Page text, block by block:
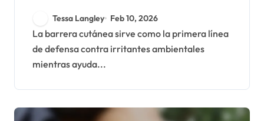
Desencadenantes,
Síntomas, Manejo
Tessa Langley Feb 10, 2026
La barrera cutánea sirve como la primera línea
de defensa contra irritantes ambientales
mientras ayuda...